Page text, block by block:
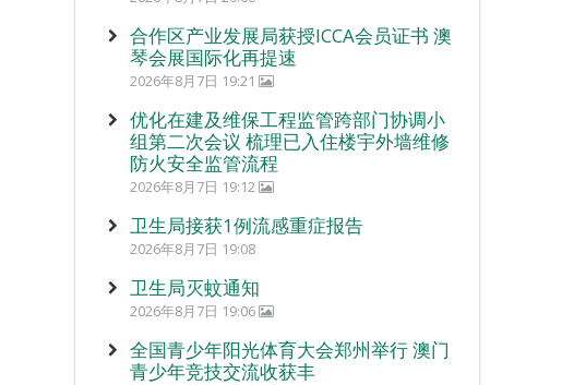
合作区产业发展局获授ICCA会员证书 澳
琴会展国际化再提速
2026年8月7日 19:21
优化在建及维保工程监管跨部门协调小
组第二次会议 梳理已入住楼宇外墙维修
防火安全监管流程
2026年8月7日 19:12
卫生局接获1例流感重症报告
2026年8月7日 19:08
卫生局灭蚊通知
2026年8月7日 19:06
全国青少年阳光体育大会郑州举行 澳门
青少年竞技交流收获丰